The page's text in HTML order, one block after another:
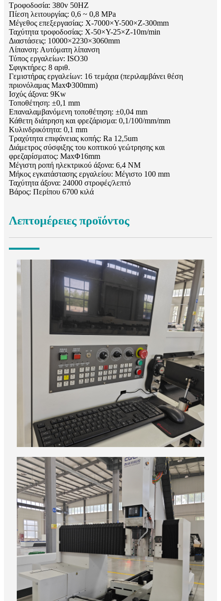
Τροφοδοσία: 380v 50HZ
Πίεση λειτουργίας: 0,6 ~ 0,8 MPa
Μέγεθος επεξεργασίας: X-7000×Y-500×Z-300mm
Ταχύτητα τροφοδοσίας: X-50×Y-25×Z-10m/min
Διαστάσεις: 10000×2230×3060mm
Λίπανση: Αυτόματη λίπανση
Τύπος εργαλείων: ISO30
Σφιγκτήρες: 8 αριθ.
Γεμιστήρας εργαλείων: 16 τεμάχια (περιλαμβάνει θέση
πριονόλαμας MaxΦ300mm)
Ισχύς άξονα: 9Kw
Τοποθέτηση: ±0,1 mm
Επαναλαμβανόμενη τοποθέτηση: ±0,04 mm
Κάθετη διάτρηση και φρεζάρισμα: 0,1/100/mm/mm
Κυλινδρικότητα: 0,1 mm
Τραχύτητα επιφάνειας κοπής: Ra 12,5um
Διάμετρος σύσφιξης του κοπτικού γεώτρησης και
φρεζαρίσματος: MaxΦ16mm
Μέγιστη ροπή ηλεκτρικού άξονα: 6,4 NM
Μήκος εγκατάστασης εργαλείου: Μέγιστο 100 mm
Ταχύτητα άξονα: 24000 στροφές/λεπτό
Βάρος: Περίπου 6700 κιλά
Λεπτομέρειες προϊόντος